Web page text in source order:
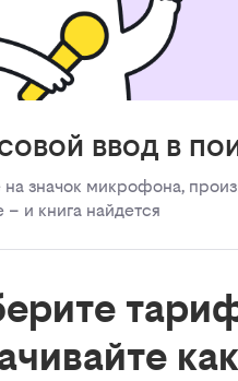
ввод в
значок микрофона,
– и книга найдется
как